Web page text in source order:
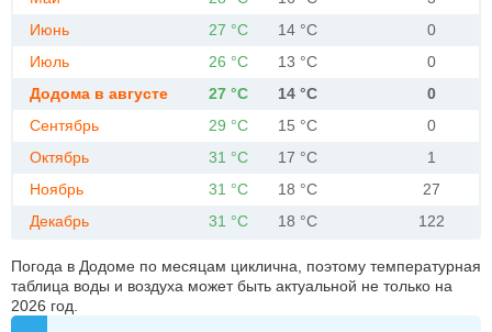
Июнь
27 °C 14 °C
0
Июль
26 °C 13 °C
0
Додома в августе
27 °C 14 °C
0
Сентябрь
29 °C 15 °C
0
Октябрь
31 °C 17 °C
1
Ноябрь
31 °C 18 °C
27
Декабрь
31 °C 18 °C 122
Погода в Додоме по месяцам циклична, поэтому температурная
таблица воды и воздуха может быть актуальной не только на
2026 год.